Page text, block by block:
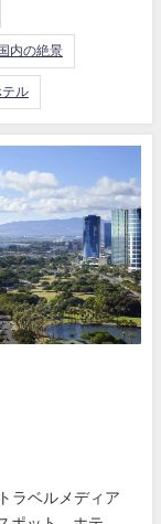
内の絶景
テル
ラベルメディア